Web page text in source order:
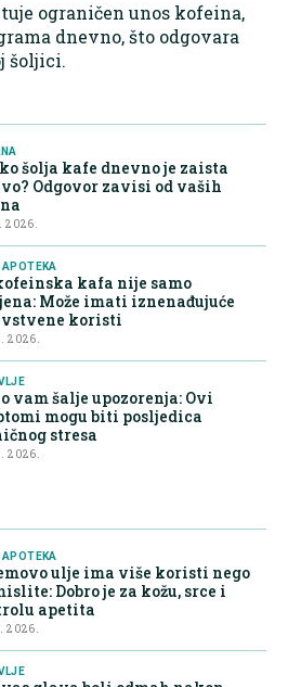
ograničen unos kofeina,
dnevno, što odgovara
šoljici.
šolja kafe dnevno je zaista
Odgovor zavisi od vaših
2026.
APOTEKA
kafa nije samo
Može imati iznenađujuće
koristi
2026.
vam šalje upozorenja: Ovi
mogu biti posljedica
stresa
2026.
APOTEKA
ulje ima više koristi nego
Dobro je za kožu, srce i
apetita
2026.